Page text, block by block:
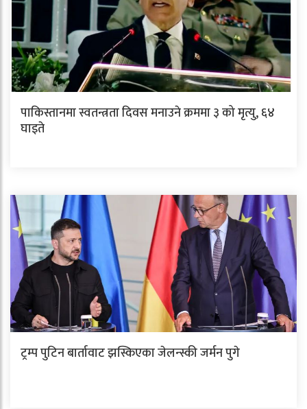
पाकिस्तानमा स्वतन्त्रता दिवस मनाउने क्रममा ३ को मृत्यु, ६४
घाइते
ट्रम्प पुटिन बार्तावाट झस्किएका जेलन्स्की जर्मन पुगे